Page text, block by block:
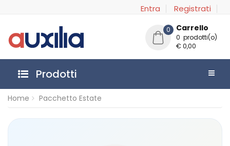
Entra Registrati
0 Carrello
0 prodotti(o)
€ 0,00
Prodotti
Home Pacchetto Estate